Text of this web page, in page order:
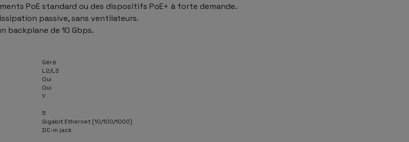
PoE standard ou des dispositifs PoE+ à forte demande.
passive, sans ventilateurs.
backplane de 10 Gbps.
Géré
L2/L3
Oui
Oui
Y
5
Gigabit Ethernet (10/100/1000)
DC-in jack